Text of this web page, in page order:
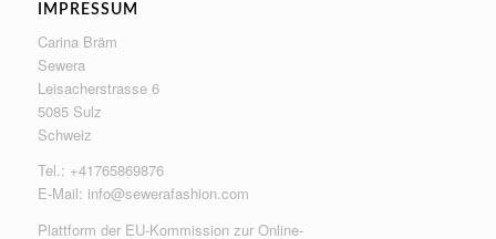
IMPRESSUM
Carina Bräm
Sewera
Leisacherstrasse 6
5085 Sulz
Schweiz
Tel.: +41765869876
E-Mail: info@sewerafashion.com
Plattform der EU-Kommission zur Online-